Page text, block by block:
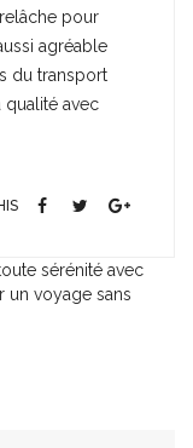
pour
agréable
du transport
avec
sérénité avec
un voyage sans